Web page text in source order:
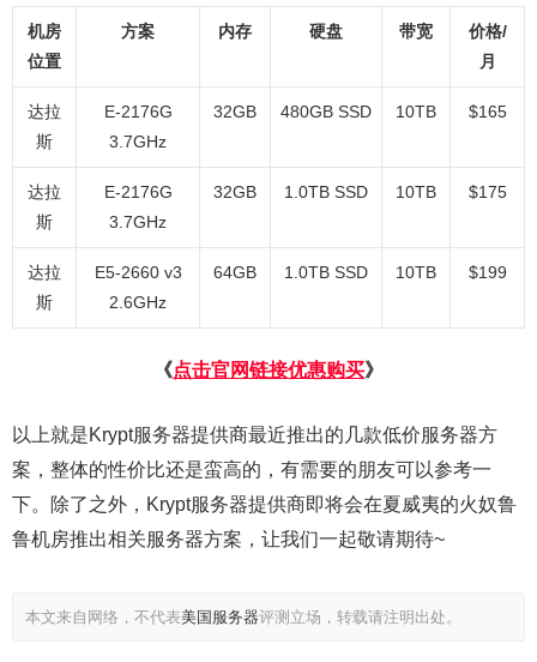
机房
位置
方案 内存 硬盘 带宽
价格/
月
达拉
斯
E-2176G
3.7GHz
32GB 480GB SSD 10TB $165
达拉
斯
E-2176G
3.7GHz
32GB 1.0TB SSD 10TB $175
达拉
斯
E5-2660 v3
2.6GHz
64GB 1.0TB SSD 10TB $199
《点击官网链接优惠购买》
以上就是Krypt服务器提供商最近推出的几款低价服务器方
案，整体的性价比还是蛮高的，有需要的朋友可以参考一
下。除了之外，Krypt服务器提供商即将会在夏威夷的火奴鲁
鲁机房推出相关服务器方案，让我们一起敬请期待~
本文来自网络，不代表美国服务器评测立场，转载请注明出处。